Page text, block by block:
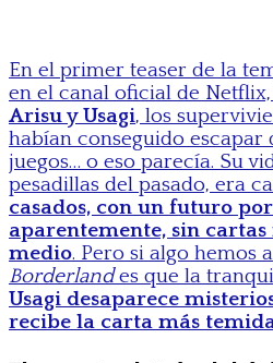
En el primer teaser de la
en el canal oficial de
Arisu y Usagi, los
habían conseguido
juegos… o eso parecía. Su
pesadillas del pasado, era
casados, con un futuro
aparentemente, sin
medio. Pero si algo hemos
Borderlandes que la
Usagi desaparece
recibe la carta más